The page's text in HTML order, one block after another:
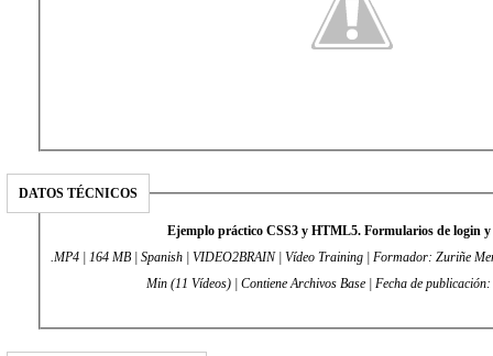
DATOS TÉCNICOS
Ejemplo práctico CSS3 y HTML5. Formularios de login
.MP4 | 164 MB | Spanish | VIDEO2BRAIN | Vídeo Training | Formador: Zuriñe
Min (11 Vídeos) | Contiene Archivos Base | Fecha de